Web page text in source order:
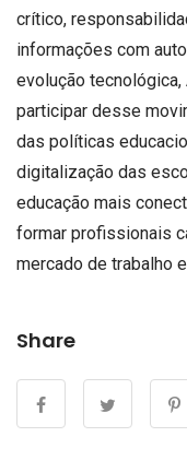
crítico,
informações com
evolução
participar desse
das políticas
digitalização das
educação mais
formar profissionais
mercado de trabalho
Share